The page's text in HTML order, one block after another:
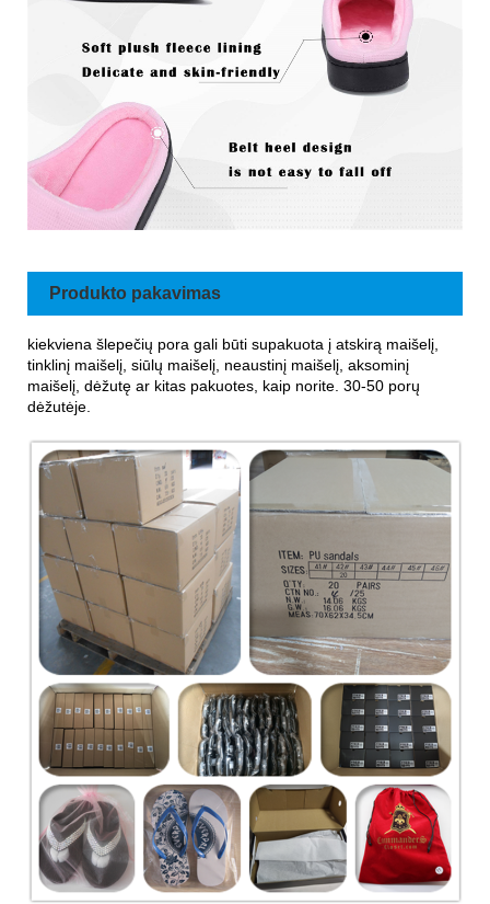
Produkto pakavimas
kiekviena šlepečių pora gali būti supakuota į atskirą maišelį,
tinklinį maišelį, siūlų maišelį, neaustinį maišelį, aksominį
maišelį, dėžutę ar kitas pakuotes, kaip norite. 30-50 porų
dėžutėje.